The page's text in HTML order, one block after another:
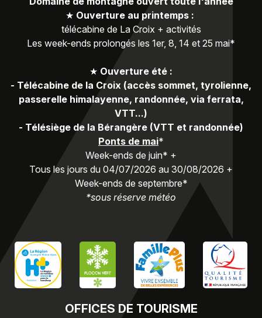
OFFICES DE TOURISME
★ Ouverture au printemps :
télécabine de La Croix + activités
Les week-ends prolongés les 1er, 8, 14 et 25 mai*
★ Ouverture été :
- Télécabine de la Croix (accès sommet, tyrolienne,
passerelle himalayenne, randonnée, via ferrata,
VTT...)
- Télésiège de la Bérangère (VTT et randonnée)
Ponts de mai*
Week-ends de juin* +
Tous les jours du 04/07/2026 au 30/08/2026 +
Week-ends de septembre*
*sous réserve météo